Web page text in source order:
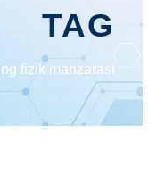
TAG
fizik mаnzаrаsi